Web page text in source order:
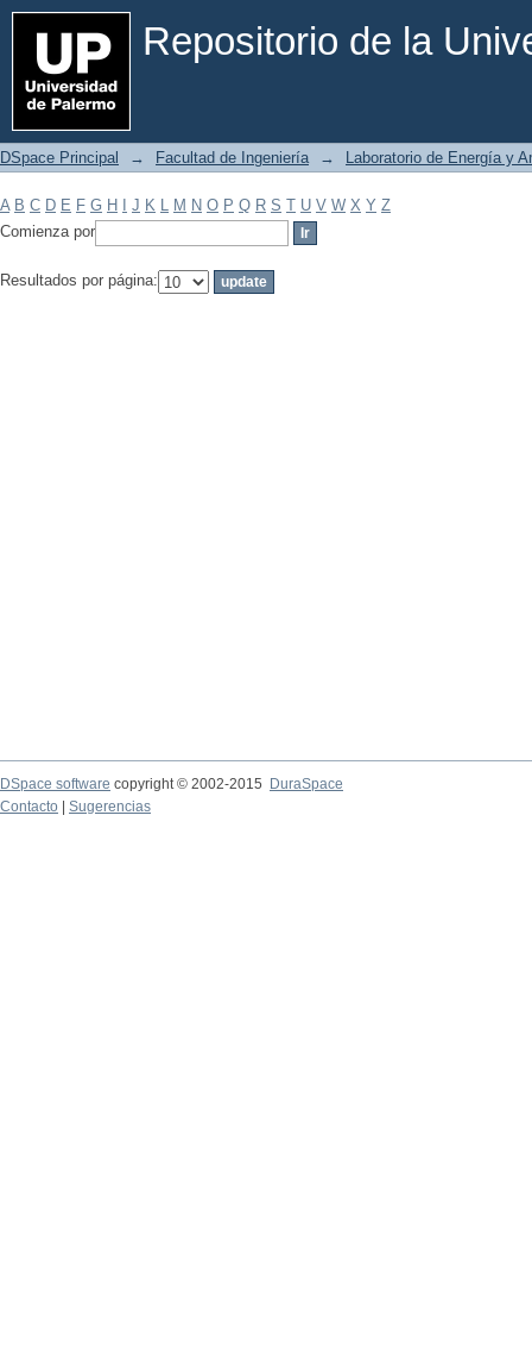
Repositorio de la
Filtrar por: Materia
DSpace Principal → Facultad de Ingeniería → Laboratorio de Energía y
A B C D E F G H J K L M N O P Q R S T U V W X Y Z
Comienza por
Resultados por página:
DSpace software copyright © 2002-2015
DuraSpace
Contacto
Sugerencias